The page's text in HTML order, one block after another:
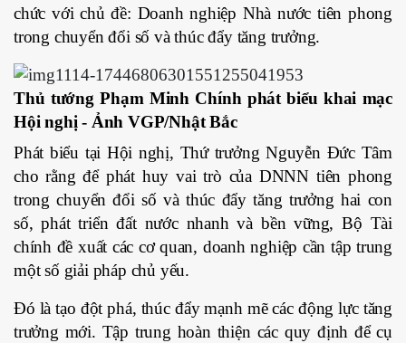
chức với chủ đề: Doanh nghiệp Nhà nước tiên phong
trong chuyển đổi số và thúc đẩy tăng trưởng.
Thủ tướng Phạm Minh Chính phát biểu khai mạc
Hội nghị - Ảnh VGP/Nhật Bắc
Phát biểu tại Hội nghị, Thứ trưởng Nguyễn Đức Tâm
cho rằng để phát huy vai trò của DNNN tiên phong
trong chuyển đổi số và thúc đẩy tăng trưởng hai con
số, phát triển đất nước nhanh và bền vững, Bộ Tài
chính đề xuất các cơ quan, doanh nghiệp cần tập trung
một số giải pháp chủ yếu.
Đó là tạo đột phá, thúc đẩy mạnh mẽ các động lực tăng
trưởng mới. Tập trung hoàn thiện các quy định để cụ